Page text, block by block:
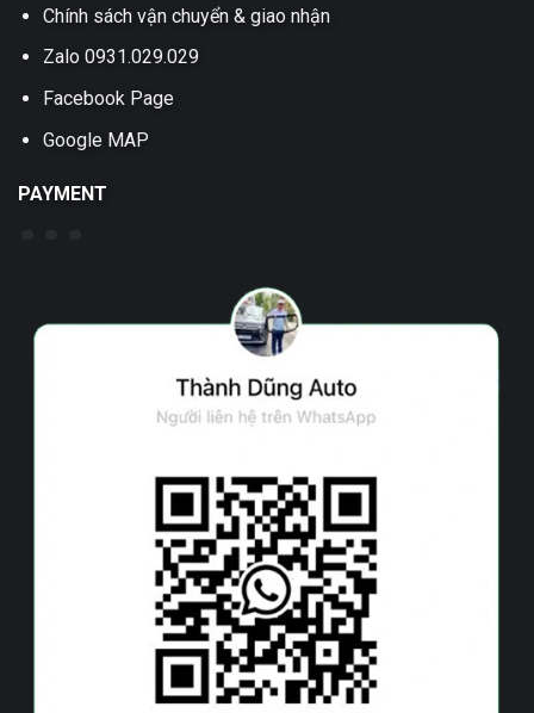
Chính sách vận chuyển & giao nhận
Zalo 0931.029.029
Facebook Page
Google MAP
PAYMENT